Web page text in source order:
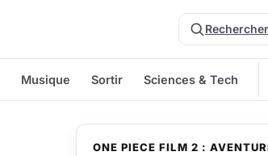
Rechercher
Musique Sortir Sciences & Tech
ONE PIECE FILM 2 :